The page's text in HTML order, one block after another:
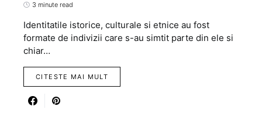
3 minute read
Identitatile istorice, culturale si etnice au fost
formate de indivizii care s-au simtit parte din ele si
chiar…
CITESTE MAI MULT